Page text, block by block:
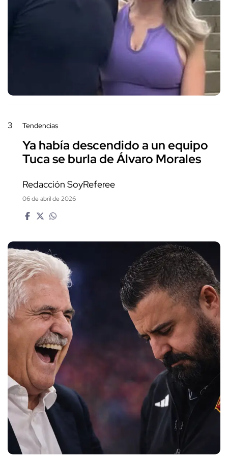
3 Tendencias
Ya había descendido a un equipo
Tuca se burla de Álvaro Morales
Redacción SoyReferee
06 de abril de 2026